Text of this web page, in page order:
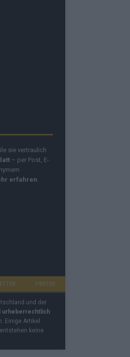
sie vertraulich
– per Post, E-
erfahren
PRESSE
und der
urheberrechtlich
Einige Artikel
keine